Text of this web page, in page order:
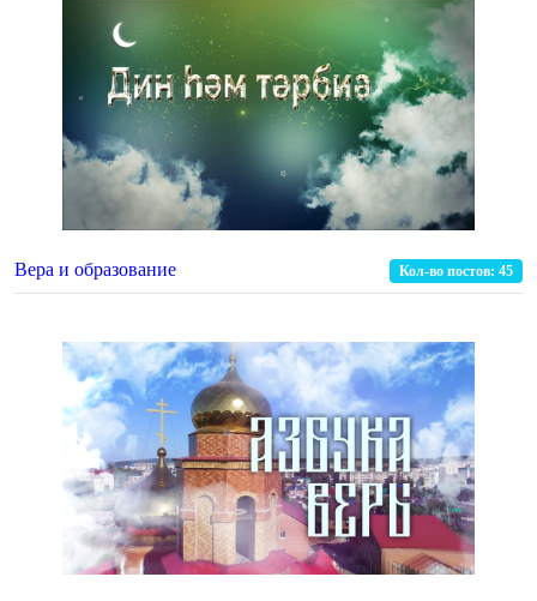
Вера и образование Кол-во постов: 45